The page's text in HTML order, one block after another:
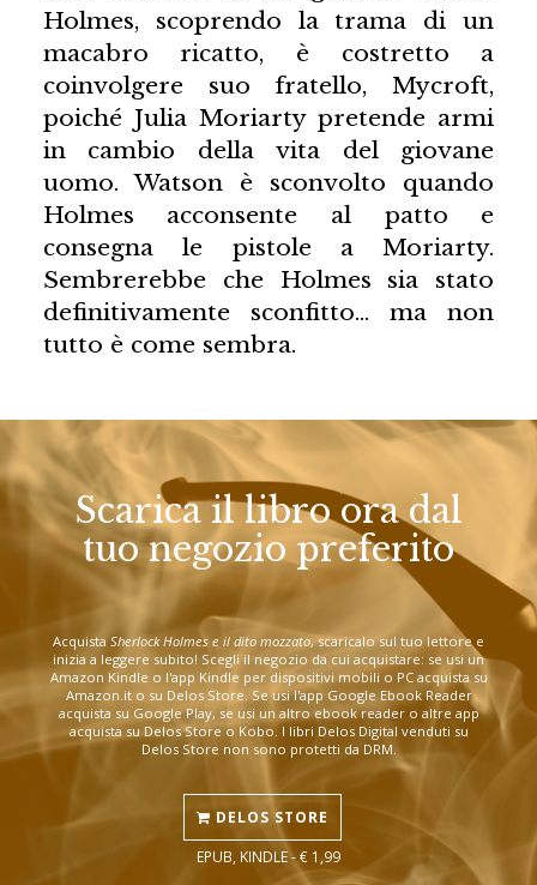
Holmes, scoprendo la trama di un
macabro ricatto, è costretto a
coinvolgere suo fratello, Mycroft,
poiché Julia Moriarty pretende armi
in cambio della vita del giovane
uomo. Watson è sconvolto quando
Holmes acconsente al patto e
consegna le pistole a Moriarty.
Sembrerebbe che Holmes sia stato
definitivamente sconfitto… ma non
tutto è come sembra.
Scarica il libro ora dal
tuo negozio preferito
AcquistaSherlock Holmes e il dito mozzato, scaricalo sul tuo lettore e
inizia a leggere subito! Scegli il negozio da cui acquistare: se usi un
Amazon Kindle o l'app Kindle per dispositivi mobili o PC acquista su
Amazon.it o su Delos Store. Se usi l'app Google Ebook Reader
acquista su Google Play, se usi un altro ebook reader o altre app
acquista su Delos Store o Kobo. I libri Delos Digital venduti su
Delos Store non sono protetti da DRM.
DELOS STORE
EPUB, KINDLE - € 1,99